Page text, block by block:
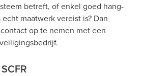
betreft, of enkel goed hang-
maatwerk vereist is? Dan
op te nemen met een